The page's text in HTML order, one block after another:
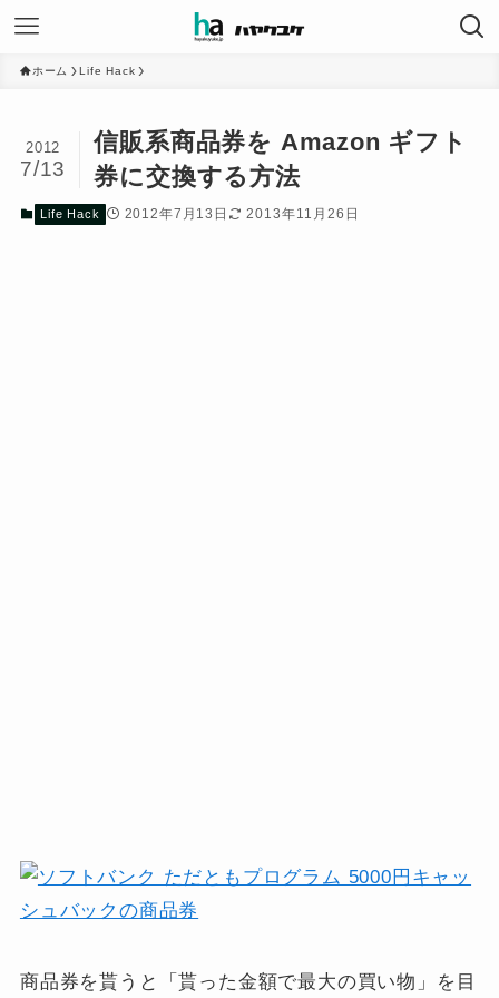
ホーム Life Hack
信販系商品券を Amazon ギフト
券に交換する方法
2012
7/13
Life Hack 2012年7月13日 2013年11月26日
商品券を貰うと「貰った金額で最大の買い物」を目